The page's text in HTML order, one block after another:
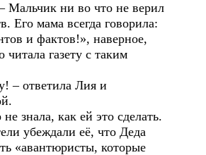
Мальчик ни во что не верил
Его мама всегда говорила:
и фактов!», наверное,
читала газету с таким
– ответила Лия и
знала, как ей это сделать.
убеждали её, что Деда
«авантюристы, которые